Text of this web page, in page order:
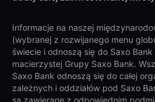
Informacje na naszej
(wybranej z rozwijanego menu
świecie i odnoszą się do Saxo Bank
macierzystej Grupy Saxo Bank.
Saxo Bank odnoszą się do całej
zależnych i oddziałów pod Saxo